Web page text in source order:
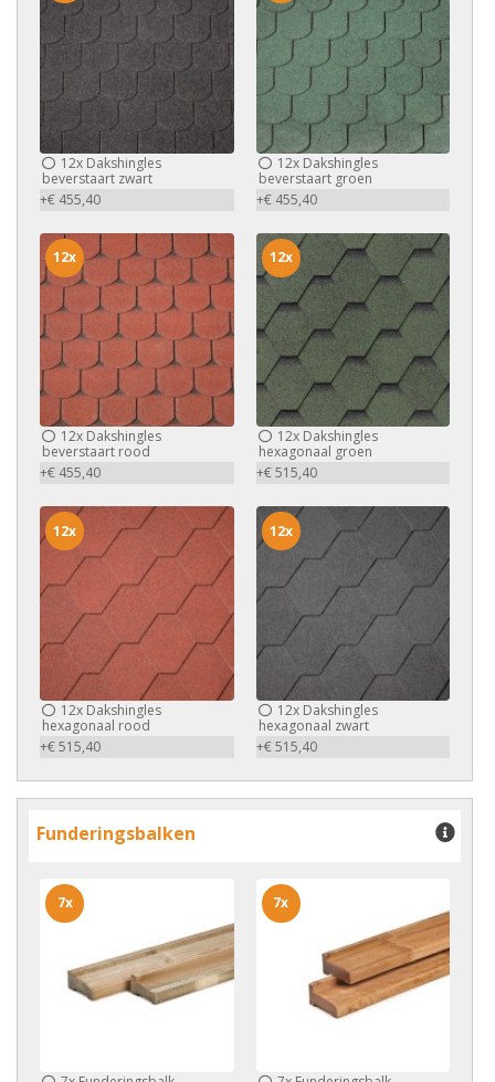
12x Dakshingles
beverstaart zwart
+€ 455,40
12xDakshingles
beverstaart groen
+€ 455,40
12x Dakshingles
beverstaart rood
+€ 455,40
12x
12xDakshingles
hexagonaal groen
+€ 515,40
12x
12x Dakshingles
hexagonaal rood
+€ 515,40
12x
12xDakshingles
hexagonaal zwart
+€ 515,40
12x
Funderingsbalken
7x 7x